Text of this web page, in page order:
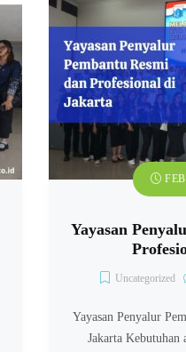
Yayasan
Uncategorized
Yayasan Penyalur
Jakarta Kebutuhan